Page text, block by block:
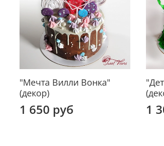
"Мечта Вилли Вонка"
(декор)
1 650 руб 1